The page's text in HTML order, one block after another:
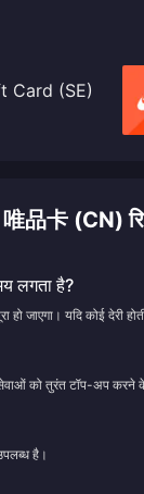
Card (SE)
品卡 (CN)
लगता है?
हो जाएगा। यदि कोई देरी
को तुरंत टॉप-अप करने
है।